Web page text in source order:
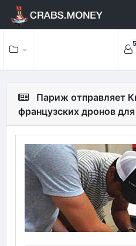
Париж отправляет
французских дронов